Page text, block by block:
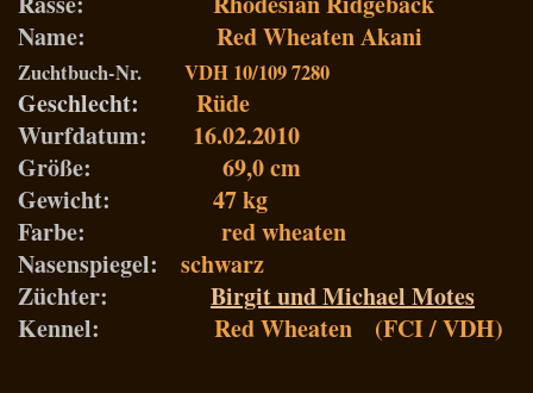
Name:
Red Wheaten Akani
Zuchtbuch-Nr. VDH 10/109 7280
Geschlecht:
Rüde
Wurfdatum:
16.02.2010
Größe:
69,0 cm
Gewicht:
47 kg
Farbe:
red wheaten
Nasenspiegel:
schwarz
Züchter:
Birgit und Michael Motes
Kennel:
Red Wheaten (FCI / VDH)